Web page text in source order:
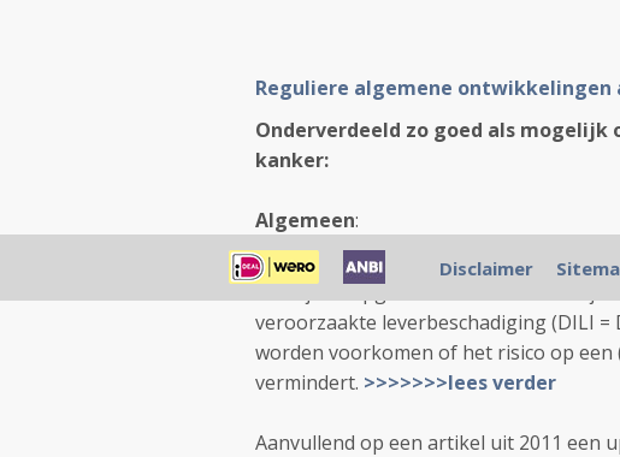
Reguliere algemene ontwikkelingen
Onderverdeeld zo goed als
kanker:
Algemeen:
DeAmerican Association for the
richtlijnen opgesteld hoe door
veroorzaakte leverbeschadiging (DILI
worden voorkomen of het risico op
vermindert. >>>>>>>lees verder
Aanvullend op een artikel uit 2011 een
Disclaimer